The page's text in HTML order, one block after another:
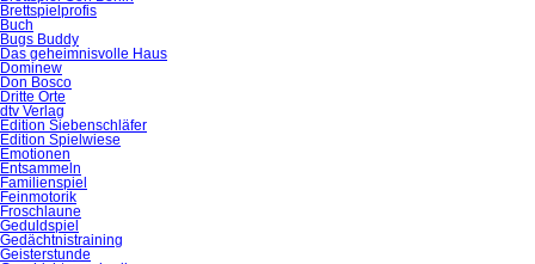
Brettspielprofis
Buch
Bugs Buddy
Das geheimnisvolle Haus
Dominew
Don Bosco
Dritte Orte
dtv Verlag
Edition Siebenschläfer
Edition Spielwiese
Emotionen
Entsammeln
Familienspiel
Feinmotorik
Froschlaune
Geduldspiel
Gedächtnistraining
Geisterstunde